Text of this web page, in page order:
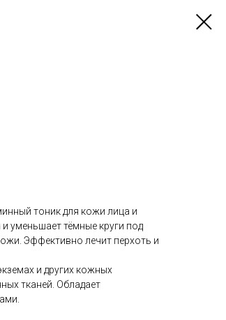
тоник для кожи лица и
уменьшает тёмные круги под
Эффективно лечит перхоть и
и других кожных
тканей. Обладает